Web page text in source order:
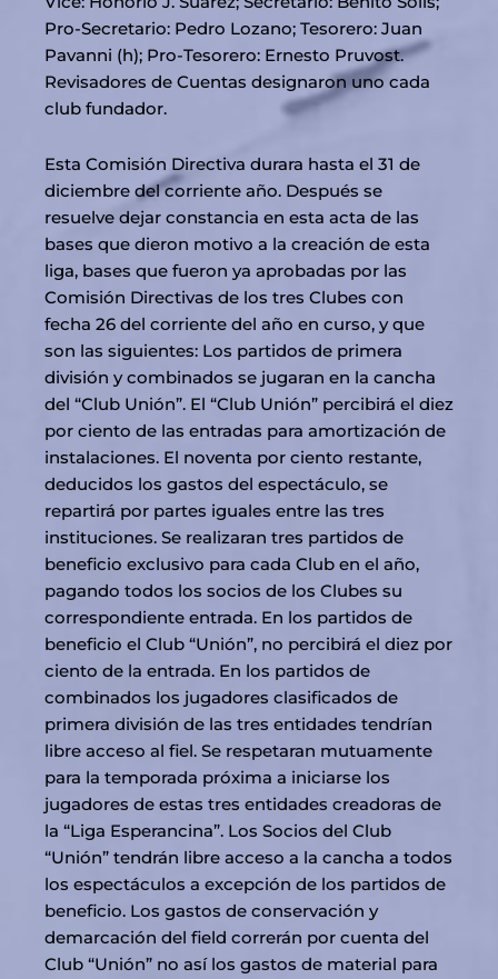
Pro-Secretario: Pedro Lozano; Tesorero: Juan
Pavanni (h); Pro-Tesorero: Ernesto Pruvost.
Revisadores de Cuentas designaron uno cada
club fundador.
Esta Comisión Directiva durara hasta el 31 de
diciembre del corriente año. Después se
resuelve dejar constancia en esta acta de las
bases que dieron motivo a la creación de esta
liga, bases que fueron ya aprobadas por las
Comisión Directivas de los tres Clubes con
fecha 26 del corriente del año en curso, y que
son las siguientes: Los partidos de primera
división y combinados se jugaran en la cancha
del “Club Unión”. El “Club Unión” percibirá el diez
por ciento de las entradas para amortización de
instalaciones. El noventa por ciento restante,
deducidos los gastos del espectáculo, se
repartirá por partes iguales entre las tres
instituciones. Se realizaran tres partidos de
beneficio exclusivo para cada Club en el año,
pagando todos los socios de los Clubes su
correspondiente entrada. En los partidos de
beneficio el Club “Unión”, no percibirá el diez por
ciento de la entrada. En los partidos de
combinados los jugadores clasificados de
primera división de las tres entidades tendrían
libre acceso al fiel. Se respetaran mutuamente
para la temporada próxima a iniciarse los
jugadores de estas tres entidades creadoras de
la “Liga Esperancina”. Los Socios del Club
“Unión” tendrán libre acceso a la cancha a todos
los espectáculos a excepción de los partidos de
beneficio. Los gastos de conservación y
demarcación del field correrán por cuenta del
Club “Unión” no así los gastos de material para